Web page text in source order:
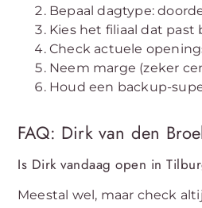
Bepaal dagtype:
Kies het filiaal dat past
Check actuele
Neem marge (zeker
Houd een backup-
FAQ: Dirk van den
Is Dirk vandaag open in
Meestal wel, maar check